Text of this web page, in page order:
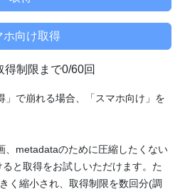
得制限まで0/60回
」で崩れる場合、「スマホ向け」を
、metadataのために圧縮したくない
と取得をお試しいただけます。た
く縮小され、取得制限を数回分(調